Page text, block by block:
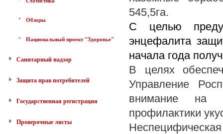
Обзоры
Национальный проект "Здоровье"
Санитарный надзор
Защита прав потребителей
Государственная регистрация
Проверочные листы
545,5га.
С целью
энцефалита
начала года
В целях
Управление
внимание на
профилактики